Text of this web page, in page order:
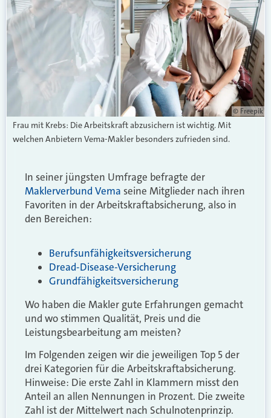
© Freepik
Frau mit Krebs: Die Arbeitskraft abzusichern ist wichtig. Mit
welchen Anbietern Vema-Makler besonders zufrieden sind.
In seiner jüngsten Umfrage befragte der
Maklerverbund Vema seine Mitglieder nach ihren
Favoriten in der Arbeitskraftabsicherung, also in
den Bereichen:
Berufsunfähigkeitsversicherung
Dread-Disease-Versicherung
Grundfähigkeitsversicherung
Wo haben die Makler gute Erfahrungen gemacht
und wo stimmen Qualität, Preis und die
Leistungsbearbeitung am meisten?
Im Folgenden zeigen wir die jeweiligen Top 5 der
drei Kategorien für die Arbeitskraftabsicherung.
Hinweise: Die erste Zahl in Klammern misst den
Anteil an allen Nennungen in Prozent. Die zweite
Zahl ist der Mittelwert nach Schulnotenprinzip.